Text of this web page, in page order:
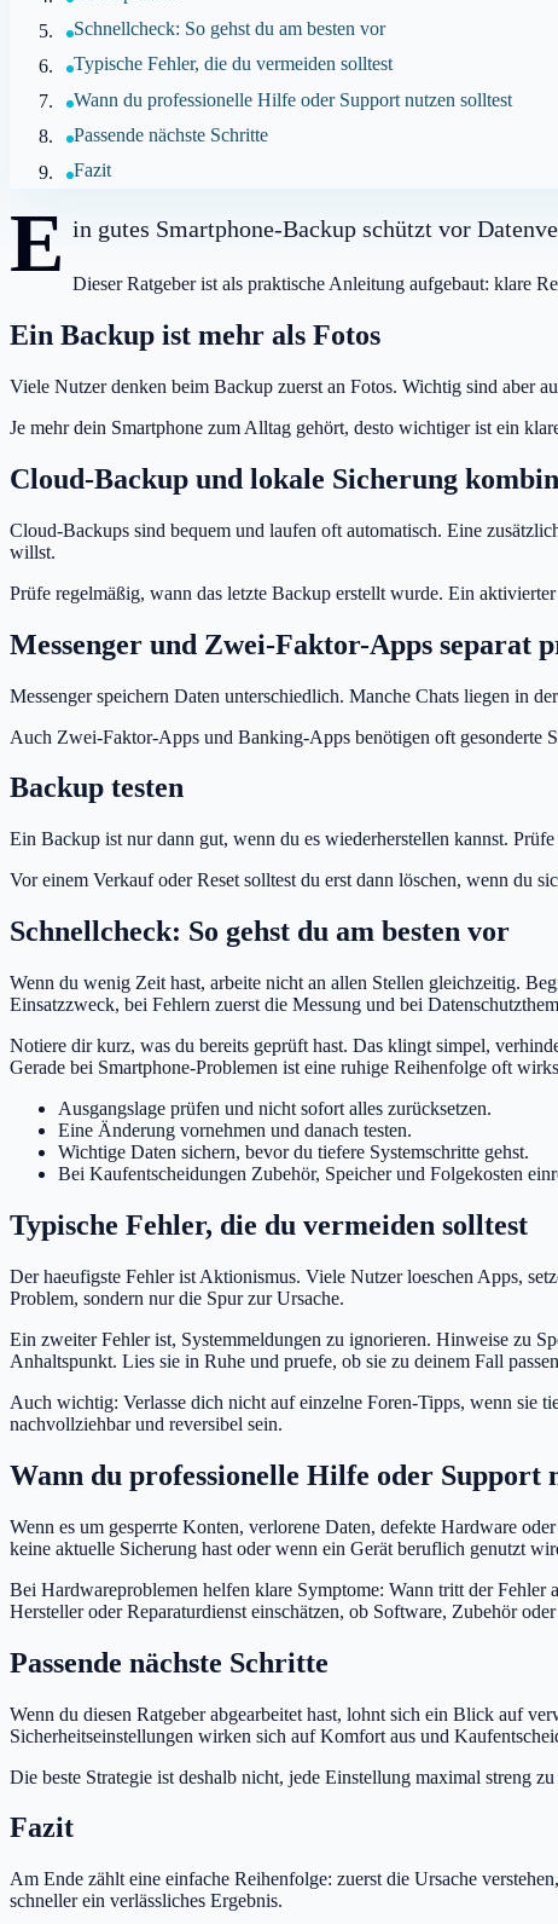
Schnellcheck: So gehst du am besten vor
Typische Fehler, die du vermeiden solltest
Wann du professionelle Hilfe oder Support nutzen solltest
Passende nächste Schritte
Fazit
E in gutes Smartphone-Backup schützt vor
Dieser Ratgeber ist als praktische Anleitung aufgebaut: klare
Ein Backup ist mehr als Fotos
Viele Nutzer denken beim Backup zuerst an Fotos. Wichtig sind aber
Je mehr dein Smartphone zum Alltag gehört, desto wichtiger ist ein
Cloud-Backup und lokale Sicherung
Cloud-Backups sind bequem und laufen oft automatisch. Eine
willst.
Prüfe regelmäßig, wann das letzte Backup erstellt wurde. Ein
Messenger und Zwei-Faktor-Apps separat
Messenger speichern Daten unterschiedlich. Manche Chats liegen in
Auch Zwei-Faktor-Apps und Banking-Apps benötigen oft gesonderte
Backup testen
Ein Backup ist nur dann gut, wenn du es wiederherstellen kannst.
Vor einem Verkauf oder Reset solltest du erst dann löschen, wenn du
Schnellcheck: So gehst du am besten vor
Wenn du wenig Zeit hast, arbeite nicht an allen Stellen gleichzeitig.
Einsatzzweck, bei Fehlern zuerst die Messung und bei
Notiere dir kurz, was du bereits geprüft hast. Das klingt simpel,
Gerade bei Smartphone-Problemen ist eine ruhige Reihenfolge oft
Ausgangslage prüfen und nicht sofort alles zurücksetzen.
Eine Änderung vornehmen und danach testen.
Wichtige Daten sichern, bevor du tiefere Systemschritte gehst.
Bei Kaufentscheidungen Zubehör, Speicher und Folgekosten
Typische Fehler, die du vermeiden solltest
Der haeufigste Fehler ist Aktionismus. Viele Nutzer loeschen Apps,
Problem, sondern nur die Spur zur Ursache.
Ein zweiter Fehler ist, Systemmeldungen zu ignorieren. Hinweise zu
Anhaltspunkt. Lies sie in Ruhe und pruefe, ob sie zu deinem Fall
Auch wichtig: Verlasse dich nicht auf einzelne Foren-Tipps, wenn sie
nachvollziehbar und reversibel sein.
Wann du professionelle Hilfe oder Support
Wenn es um gesperrte Konten, verlorene Daten, defekte Hardware
keine aktuelle Sicherung hast oder wenn ein Gerät beruflich genutzt
Bei Hardwareproblemen helfen klare Symptome: Wann tritt der Fehler
Hersteller oder Reparaturdienst einschätzen, ob Software, Zubehör
Passende nächste Schritte
Wenn du diesen Ratgeber abgearbeitet hast, lohnt sich ein Blick auf
Sicherheitseinstellungen wirken sich auf Komfort aus und
Die beste Strategie ist deshalb nicht, jede Einstellung maximal streng
Fazit
Am Ende zählt eine einfache Reihenfolge: zuerst die Ursache
schneller ein verlässliches Ergebnis.